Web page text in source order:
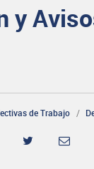
y
de Trabajo